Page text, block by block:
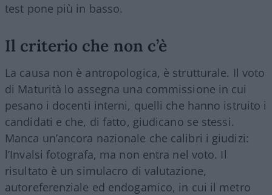
test pone più in basso.
Il criterio che non c’è
La causa non è antropologica, è strutturale. Il voto
di Maturità lo assegna una commissione in cui
pesano i docenti interni, quelli che hanno istruito i
candidati e che, di fatto, giudicano se stessi.
Manca un’ancora nazionale che calibri i giudizi:
l’Invalsi fotografa, ma non entra nel voto. Il
risultato è un simulacro di valutazione,
autoreferenziale ed endogamico, in cui il metro